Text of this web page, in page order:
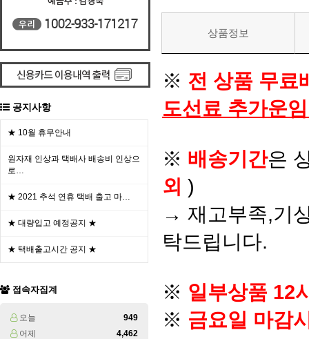
공지사항
★ 10월 휴무안내
원자재 인상과 택배사 배송비 인상으
로…
★ 2021 추석 연휴 택배 출고 마…
★ 대량입고 예정공지 ★
★ 택배출고시간 공지 ★
접속자집계
오늘
949
어제
4,462
상품정보
※ 전 상품 무료
도선료 추가운
※ 배송기간은
외 )
→ 재고부족,기
탁드립니다.
※ 일부상품 12
※ 금요일 마감